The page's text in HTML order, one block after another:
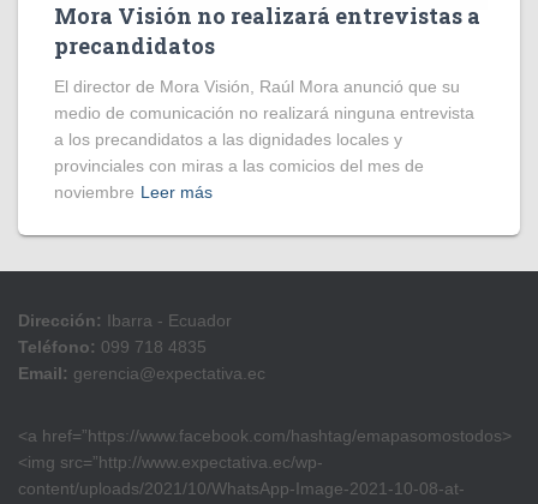
Mora Visión no realizará entrevistas a
precandidatos
El director de Mora Visión, Raúl Mora anunció que su
medio de comunicación no realizará ninguna entrevista
a los precandidatos a las dignidades locales y
provinciales con miras a las comicios del mes de
noviembre Leer más
Dirección: Ibarra - Ecuador
Teléfono: 099 718 4835
Email: gerencia@expectativa.ec
<a href=”https://www.facebook.com/hashtag/emapasomostodos>
<img src=”http://www.expectativa.ec/wp-
content/uploads/2021/10/WhatsApp-Image-2021-10-08-at-